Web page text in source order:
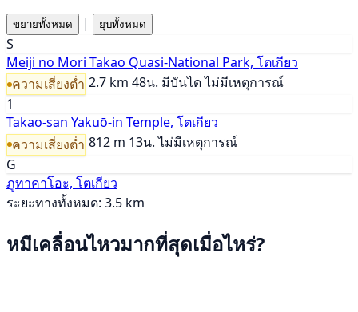
ขยายทั้งหมด | ยุบทั้งหมด
S
Meiji no Mori Takao Quasi-National Park, โตเกียว
ความเสี่ยงต่ำ 2.7 km 48น. มีบันไดไม่มีเหตุการณ์
1
Takao-san Yakuō-in Temple, โตเกียว
ความเสี่ยงต่ำ 812 m 13น. ไม่มีเหตุการณ์
G
ภูทาคาโอะ, โตเกียว
ระยะทางทั้งหมด: 3.5 km
หมีเคลื่อนไหวมากที่สุดเมื่อไหร่?